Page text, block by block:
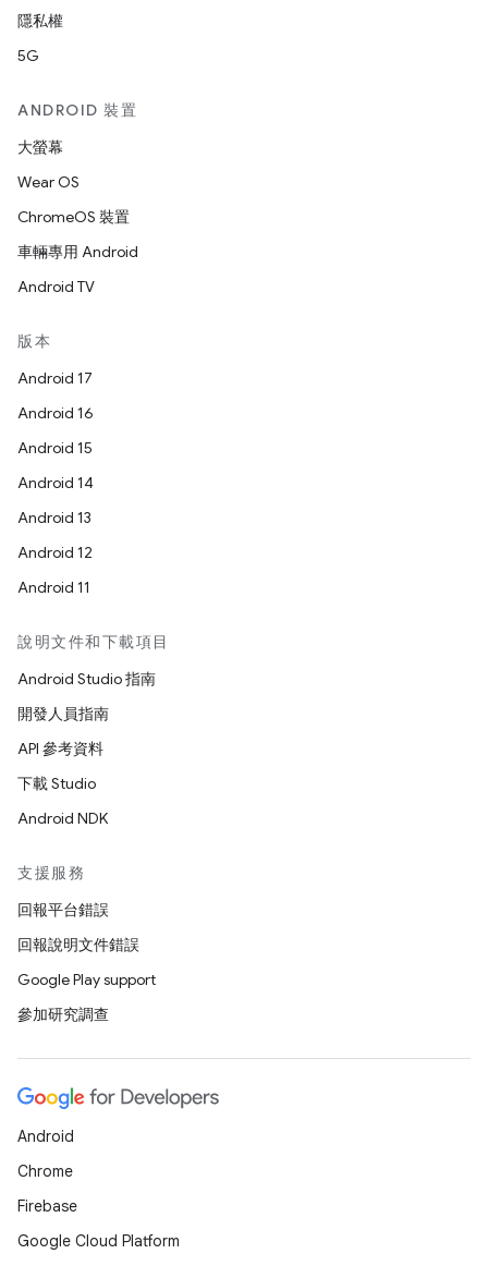
隱私權
5G
ANDROID 裝置
大螢幕
Wear OS
ChromeOS 裝置
車輛專用 Android
Android TV
版本
Android 17
Android 16
Android 15
Android 14
Android 13
Android 12
Android 11
說明文件和下載項目
Android Studio 指南
開發人員指南
API 參考資料
下載 Studio
Android NDK
支援服務
回報平台錯誤
回報說明文件錯誤
Google Play support
參加研究調查
Android
Chrome
Firebase
Google Cloud Platform